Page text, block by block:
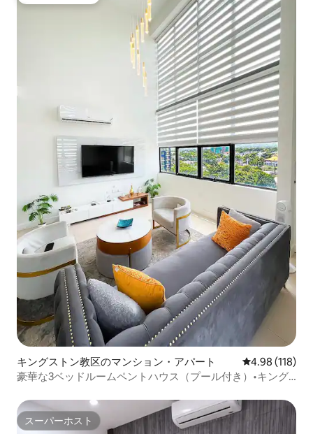
キングストン教区のマンション・アパート レビュー118
4.98 (118)
豪華な3ベッドルームペントハウス（プール付き）•キング
スーパーホスト
スーパーホスト